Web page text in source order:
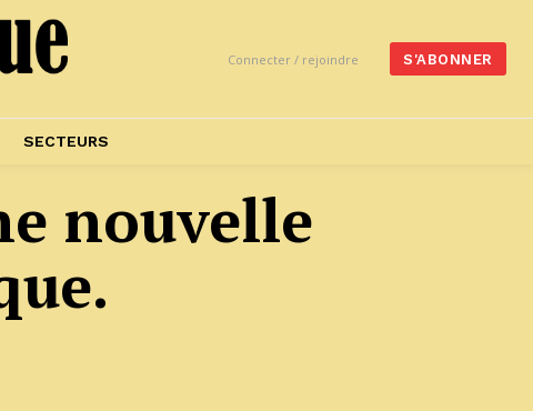
Connecter / rejoindre S'ABONNER
SECTEURS
nouvelle